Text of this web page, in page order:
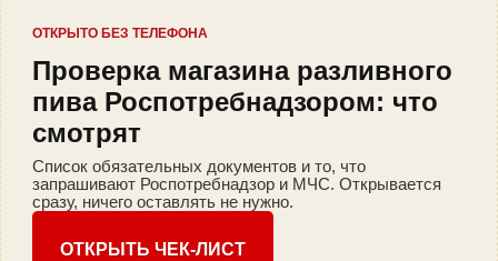
ОТКРЫТО БЕЗ ТЕЛЕФОНА
Проверка магазина разливного
пива Роспотребнадзором: что
смотрят
Список обязательных документов и то, что
запрашивают Роспотребнадзор и МЧС. Открывается
сразу, ничего оставлять не нужно.
ОТКРЫТЬ ЧЕК-ЛИСТ